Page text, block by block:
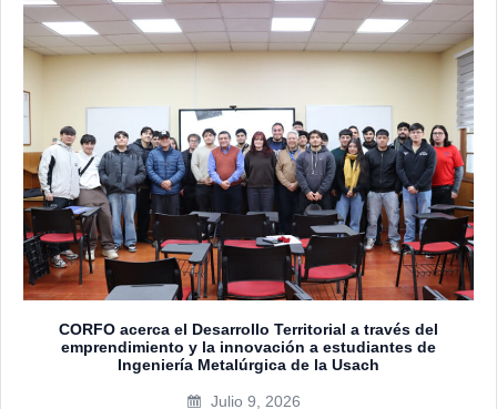
CORFO acerca el Desarrollo Territorial a través del
emprendimiento y la innovación a estudiantes de
Ingeniería Metalúrgica de la Usach
Julio 9, 2026